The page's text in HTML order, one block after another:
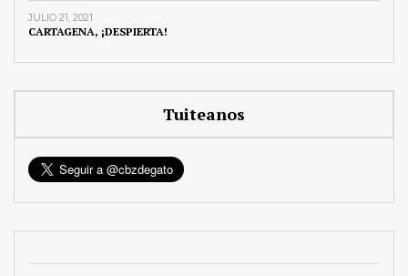
JULIO 21, 2021
CARTAGENA, ¡DESPIERTA!
Tuiteanos